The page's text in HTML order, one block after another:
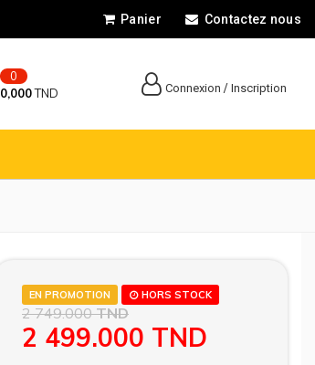
Panier Contactez nous
0
0,000TND Connexion / Inscription
EN PROMOTION HORS STOCK
2 749.000TND
2 499.000 TND